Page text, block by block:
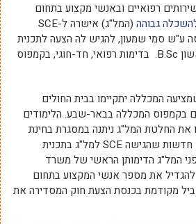
רפואיים ובאנשי מקצוע בתחום
גבוהה
(המל"ג) אישרה ל-SCE
ע"ש סמי שמעון, להגיש לה הצעה לתכנית
לימודים חדשה לתואר ראשון B.Sc. בדימות רפואי, חד-חוגי, בקמפוס
המכללה יתקיימו בבית החולים
בקמפוס המכללה בבאר-שבע. הלימודים
את החלטת המל"ג ניתנה במסגרת בחינת
ההצעות לתוכניות לימודים חדשות שהגישה SCE למל"ג בתכנית
המל"ג הדימותן הראשי של משרד
להגדיל את מספר אנשי המקצוע בתחום
מקודמת בכנסת הצעת חוק המסדירה את